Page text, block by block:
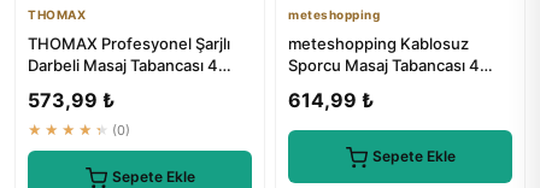
THOMAX
THOMAX Profesyonel Şarjlı
Darbeli Masaj Tabancası 4
573,99 ₺
★★★★★ (0)
Sepete Ekle
meteshopping
meteshopping Kablosuz
Sporcu Masaj Tabancası 4
Aleti
614,99 ₺
Sepete Ekle